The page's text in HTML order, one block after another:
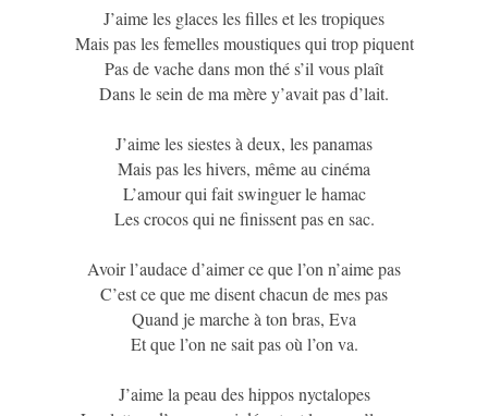
J’aime les glaces les filles et les tropiques
Mais pas les femelles moustiques qui trop piquent
Pas de vache dans mon thé s’il vous plaît
Dans le sein de ma mère y’avait pas d’lait.
J’aime les siestes à deux, les panamas
Mais pas les hivers, même au cinéma
L’amour qui fait swinguer le hamac
Les crocos qui ne finissent pas en sac.
Avoir l’audace d’aimer ce que l’on n’aime pas
C’est ce que me disent chacun de mes pas
Quand je marche à ton bras, Eva
Et que l’on ne sait pas où l’on va.
J’aime la peau des hippos nyctalopes